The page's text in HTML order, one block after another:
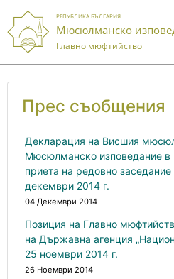
РЕПУБЛИКА БЪЛГАРИЯ
Мюсюлманско
Главно мюфтийство
Прес съобщения
Декларация на Висшия
Мюсюлманско изповедание в
приета на редовно
декември 2014 г.
04 Декември 2014
Позиция на Главно
на Държавна агенция
25 ноември 2014 г.
26 Ноември 2014